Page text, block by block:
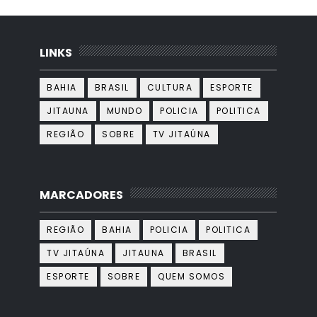
LINKS
BAHIA BRASIL CULTURA
ESPORTE
JITAUNA
MUNDO POLICIA
POLITICA
REGIÃO
SOBRE TV JITAÚNA
MARCADORES
REGIÃO BAHIA POLICIA
POLITICA
TV JITAÚNA
JITAUNA
BRASIL
ESPORTE
SOBRE QUEM SOMOS